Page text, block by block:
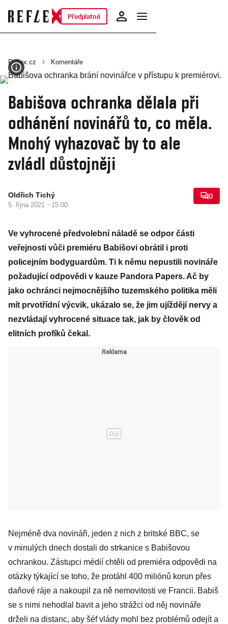
Předplatné
Reflex.cz Komentáře
Babišova ochranka dělala při
odhánění novinářů to, co měla.
Mnohý vyhazovač by to ale
zvládl důstojněji
Oldřich Tichý
5. října 2021 · 15:00
0
Ve vyhrocené předvolební náladě se odpor části
veřejnosti vůči premiéru Babišovi obrátil i proti
policejním bodyguardům. Ti k němu nepustili novináře
požadující odpovědi v kauze Pandora Papers. Ač by
jako ochránci nejmocnějšího tuzemského politika měli
mít prvotřídní výcvik, ukázalo se, že jim ujíždějí nervy a
nezvládají vyhrocené situace tak, jak by člověk od
elitních profíků čekal.
Nejméně dva novináři, jeden z nich z britské BBC, se
v minulých dnech dostali do strkanice s Babišovou
ochrankou. Zástupci médií chtěli od premiéra odpovědi na
otázky týkající se toho, že protáhl 400 miliónů korun přes
daňové ráje a nakoupil za ně nemovitosti ve Francii. Babiš
se s nimi nehodlal bavit a jeho strážci od něj novináře
drželi na distanc, aby šéf vlády mohl bez problémů odejít a